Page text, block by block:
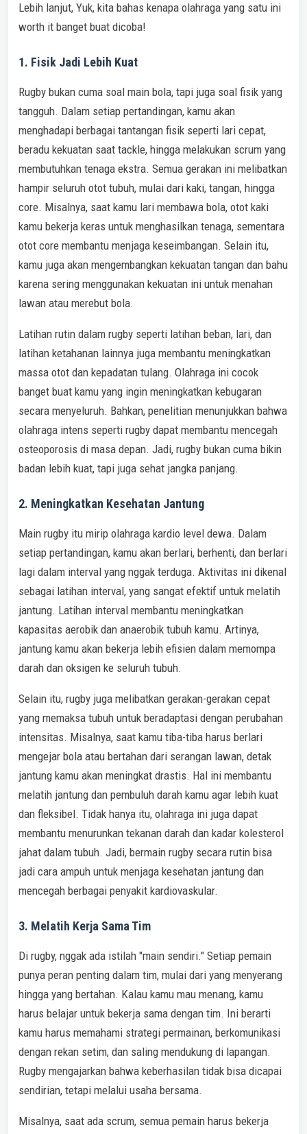
Lebih lanjut, Yuk, kita bahas kenapa olahraga yang satu ini
worth it banget buat dicoba!
1. Fisik Jadi Lebih Kuat
Rugby bukan cuma soal main bola, tapi juga soal fisik yang
tangguh. Dalam setiap pertandingan, kamu akan
menghadapi berbagai tantangan fisik seperti lari cepat,
beradu kekuatan saat tackle, hingga melakukan scrum yang
membutuhkan tenaga ekstra. Semua gerakan ini melibatkan
hampir seluruh otot tubuh, mulai dari kaki, tangan, hingga
core. Misalnya, saat kamu lari membawa bola, otot kaki
kamu bekerja keras untuk menghasilkan tenaga, sementara
otot core membantu menjaga keseimbangan. Selain itu,
kamu juga akan mengembangkan kekuatan tangan dan bahu
karena sering menggunakan kekuatan ini untuk menahan
lawan atau merebut bola.
Latihan rutin dalam rugby seperti latihan beban, lari, dan
latihan ketahanan lainnya juga membantu meningkatkan
massa otot dan kepadatan tulang. Olahraga ini cocok
banget buat kamu yang ingin meningkatkan kebugaran
secara menyeluruh. Bahkan, penelitian menunjukkan bahwa
olahraga intens seperti rugby dapat membantu mencegah
osteoporosis di masa depan. Jadi, rugby bukan cuma bikin
badan lebih kuat, tapi juga sehat jangka panjang.
2. Meningkatkan Kesehatan Jantung
Main rugby itu mirip olahraga kardio level dewa. Dalam
setiap pertandingan, kamu akan berlari, berhenti, dan berlari
lagi dalam interval yang nggak terduga. Aktivitas ini dikenal
sebagai latihan interval, yang sangat efektif untuk melatih
jantung. Latihan interval membantu meningkatkan
kapasitas aerobik dan anaerobik tubuh kamu. Artinya,
jantung kamu akan bekerja lebih efisien dalam memompa
darah dan oksigen ke seluruh tubuh.
Selain itu, rugby juga melibatkan gerakan-gerakan cepat
yang memaksa tubuh untuk beradaptasi dengan perubahan
intensitas. Misalnya, saat kamu tiba-tiba harus berlari
mengejar bola atau bertahan dari serangan lawan, detak
jantung kamu akan meningkat drastis. Hal ini membantu
melatih jantung dan pembuluh darah kamu agar lebih kuat
dan fleksibel. Tidak hanya itu, olahraga ini juga dapat
membantu menurunkan tekanan darah dan kadar kolesterol
jahat dalam tubuh. Jadi, bermain rugby secara rutin bisa
jadi cara ampuh untuk menjaga kesehatan jantung dan
mencegah berbagai penyakit kardiovaskular.
3. Melatih Kerja Sama Tim
Di rugby, nggak ada istilah "main sendiri." Setiap pemain
punya peran penting dalam tim, mulai dari yang menyerang
hingga yang bertahan. Kalau kamu mau menang, kamu
harus belajar untuk bekerja sama dengan tim. Ini berarti
kamu harus memahami strategi permainan, berkomunikasi
dengan rekan setim, dan saling mendukung di lapangan.
Rugby mengajarkan bahwa keberhasilan tidak bisa dicapai
sendirian, tetapi melalui usaha bersama.
Misalnya, saat ada scrum, semua pemain harus bekerja